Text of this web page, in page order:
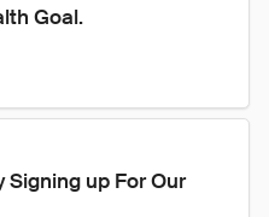
Goal.
Signing up For Our